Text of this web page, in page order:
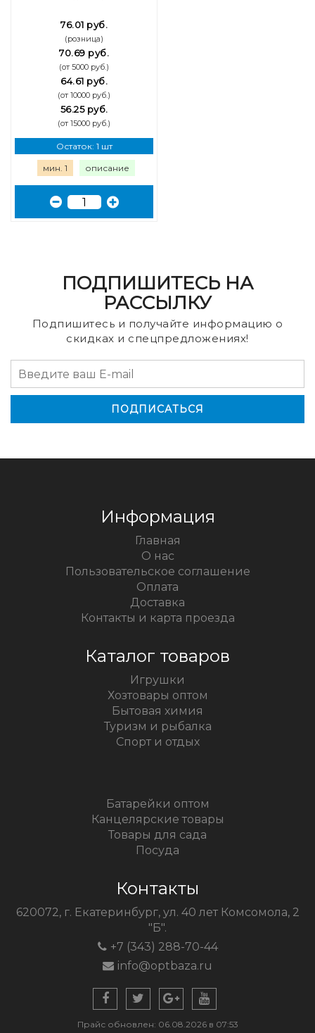
76.01 руб.
(розница)
70.69 руб.
(от 5000 руб.)
64.61 руб.
(от 10000 руб.)
56.25 руб.
(от 15000 руб.)
Остаток: 1 шт
мин. 1 описание
ПОДПИШИТЕСЬ НА
РАССЫЛКУ
Подпишитесь и получайте информацию о
скидках и спецпредложениях!
Информация
Главная
О нас
Пользовательское соглашение
Оплата
Доставка
Контакты и карта проезда
Каталог товаров
Игрушки
Хозтовары оптом
Бытовая химия
Туризм и рыбалка
Спорт и отдых
Батарейки оптом
Канцелярские товары
Товары для сада
Посуда
Контакты
620072, г. Екатеринбург, ул. 40 лет Комсомола, 2
"Б".
+7 (343) 288-70-44
info@optbaza.ru
Прайс обновлен: 06.08.2026 в 07:53